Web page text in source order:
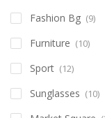
Fashion Bg (9)
Furniture (10)
Sport (12)
Sunglasses (10)